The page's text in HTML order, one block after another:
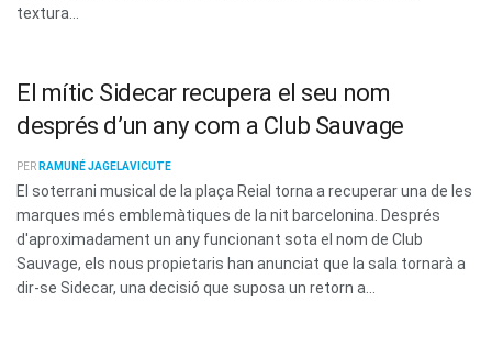
textura...
El mític Sidecar recupera el seu nom
després d’un any com a Club Sauvage
PER RAMUNÉ JAGELAVICUTE
El soterrani musical de la plaça Reial torna a recuperar una de les
marques més emblemàtiques de la nit barcelonina. Després
d'aproximadament un any funcionant sota el nom de Club
Sauvage, els nous propietaris han anunciat que la sala tornarà a
dir-se Sidecar, una decisió que suposa un retorn a...